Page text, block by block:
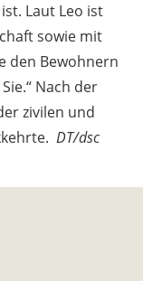
Laut Leo ist
sowie mit
den Bewohnern
Nach der
zivilen und
DT/dsc